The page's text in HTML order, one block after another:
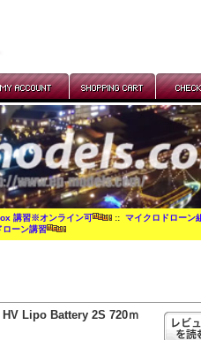
講習※オンライン可 :: マイクロドローン
ローン講習
HV Lipo Battery 2S 720ｍ